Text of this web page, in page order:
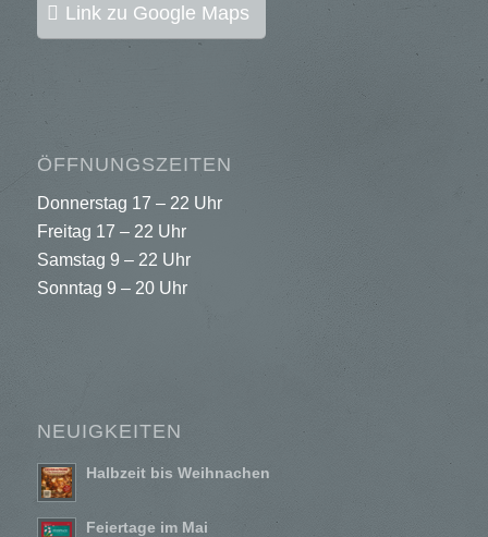
Link zu Google Maps
ÖFFNUNGSZEITEN
Donnerstag 17 – 22 Uhr
Freitag 17 – 22 Uhr
Samstag 9 – 22 Uhr
Sonntag 9 – 20 Uhr
NEUIGKEITEN
Halbzeit bis Weihnachen
Feiertage im Mai